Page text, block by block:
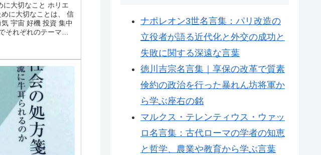
に大切なこと ホリエ
に大切なことは、 信
宇宙 好機 投資 集中
それぞれのテーマに
ナポレオン3世名言集：パリ改造の
立役者が語る近代化と外交の成功と
失敗に関する深遠な言葉
徳川吉宗名言集｜享保の改革で質素
倹約の政治を行った暴れん坊将軍か
ら学ぶ座右の銘
マルクス・テレンティウス・ウァッ
ロ名言集：古代ローマの学者の知恵
と哲学、農業や教育から学ぶ言葉